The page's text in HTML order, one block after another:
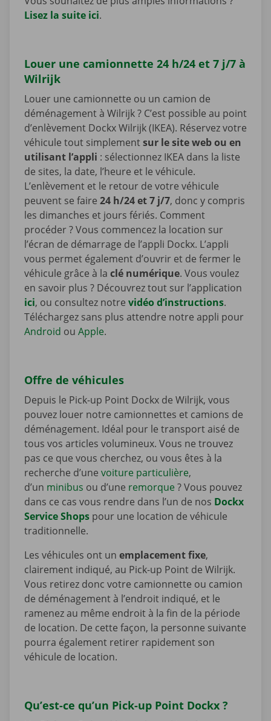
Lisez la suite ici.
Louer une camionnette 24 h/24 et 7 j/7 à
Wilrijk
Louer une camionnette ou un camion de
déménagement à Wilrijk ? C’est possible au point
d’enlèvement Dockx Wilrijk (IKEA). Réservez votre
véhicule tout simplementsur le site web ou en
utilisant l’appli : sélectionnez IKEA dans la liste
de sites, la date, l’heure et le véhicule.
L’enlèvement et le retour de votre véhicule
peuvent se faire 24 h/24 et 7 j/7, donc y compris
les dimanches et jours fériés. Comment
procéder ? Vous commencez la location sur
l’écran de démarrage de l’appli Dockx. L’appli
vous permet également d’ouvrir et de fermer le
véhicule grâce à la clé numérique. Vous voulez
en savoir plus ? Découvrez tout sur l’application
ici, ou consultez notre vidéo d’instructions.
Téléchargez sans plus attendre notre appli pour
Android ou Apple.
Offre de véhicules
Depuis le Pick-up Point Dockx de Wilrijk, vous
pouvez louer notre camionnettes et camions de
déménagement. Idéal pour le transport aisé de
tous vos articles volumineux. Vous ne trouvez
pas ce que vous cherchez, ou vous êtes à la
recherche d’une voiture particulière,
d’un minibus ou d’une remorque ? Vous pouvez
dans ce cas vous rendre dans l’un de nos Dockx
Service Shops pour une location de véhicule
traditionnelle.
Les véhicules ont un emplacement fixe,
clairement indiqué, au Pick-up Point de Wilrijk.
Vous retirez donc votre camionnette ou camion
de déménagement à l’endroit indiqué, et le
ramenez au même endroit à la fin de la période
de location. De cette façon, la personne suivante
pourra également retirer rapidement son
véhicule de location.
Qu’est-ce qu’un Pick-up Point Dockx ?